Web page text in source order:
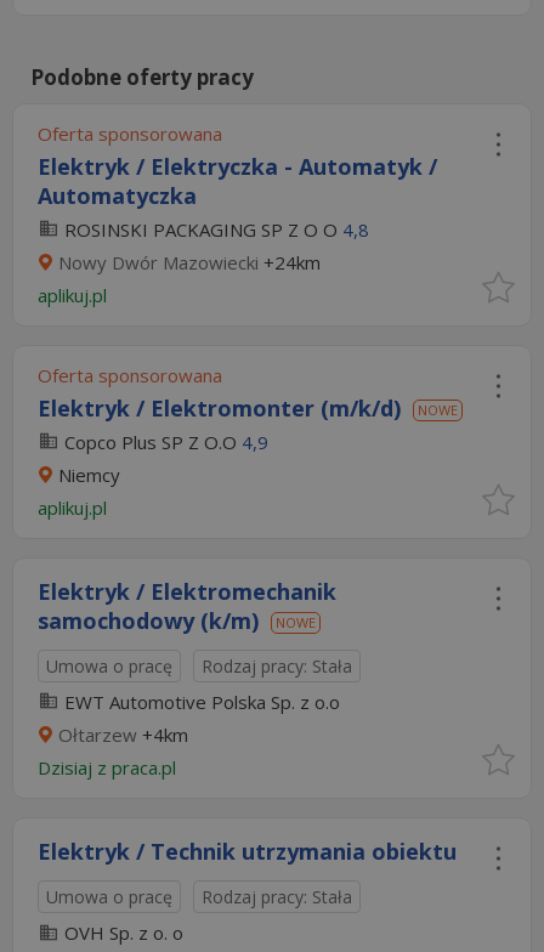
Podobne oferty pracy
Oferta sponsorowana
Elektryk / Elektryczka - Automatyk /
Automatyczka
ROSINSKI PACKAGING SP Z O O 4,8
Nowy Dwór Mazowiecki +24km
aplikuj.pl
Oferta sponsorowana
Elektryk / Elektromonter (m/k/d) NOWE
Copco Plus SP Z O.O 4,9
Niemcy
aplikuj.pl
Elektryk / Elektromechanik
samochodowy (k/m)
NOWE
Umowa o pracę Rodzaj pracy: Stała
EWT Automotive Polska Sp. z o.o
Ołtarzew +4km
Dzisiaj z praca.pl
Elektryk / Technik utrzymania obiektu
Umowa o pracę Rodzaj pracy: Stała
OVH Sp. z o. o